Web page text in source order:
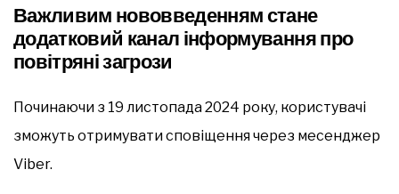
Важливим нововведенням стане
додатковий канал інформування про
повітряні загрози
Починаючи з 19 листопада 2024 року, користувачі
зможуть отримувати сповіщення через месенджер
Viber.